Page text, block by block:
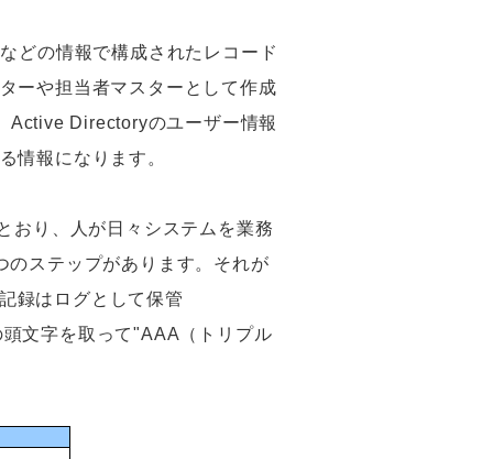
どの情報で構成されたレコード
ーや担当者マスターとして作成
Active Directoryのユーザー情報
情報になります。
り、人が日々システムを業務
のステップがあります。それが
録はログとして保管
文字を取って"AAA（トリプル